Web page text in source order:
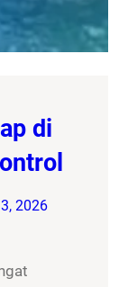
di
2026